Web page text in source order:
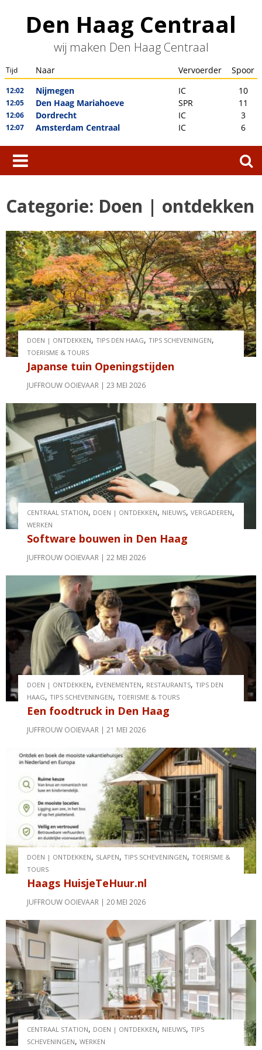
contentDen Haag Centraal
wij maken Den Haag Centraal
Zoeken
naar:
Categorie: Doen | ontdekken
DOEN | ONTDEKKEN,TIPS DEN HAAG,TIPS SCHEVENINGEN,
TOERISME & TOURS
Japanse tuin Openingstijden
JUFFROUW OOIEVAAR 23 MEI 2026
CENTRAAL STATION, DOEN | ONTDEKKEN, NIEUWS,VERGADEREN,
WERKEN
Software bouwen in Den Haag
JUFFROUW OOIEVAAR 22 MEI 2026
DOEN | ONTDEKKEN, EVENEMENTEN, RESTAURANTS,TIPS DEN
HAAG,TIPS SCHEVENINGEN,TOERISME & TOURS
Een foodtruck in Den Haag
JUFFROUW OOIEVAAR 21 MEI 2026
DOEN | ONTDEKKEN, SLAPEN,TIPS SCHEVENINGEN,TOERISME &
TOURS
Haags HuisjeTeHuur.nl
JUFFROUW OOIEVAAR 20 MEI 2026
CENTRAAL STATION, DOEN | ONTDEKKEN, NIEUWS,TIPS
SCHEVENINGEN,WERKEN